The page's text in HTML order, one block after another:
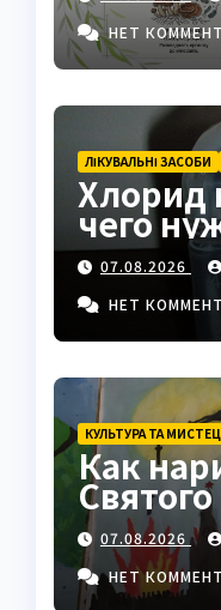
НЕТ
ЛІКУВАЛЬНІ ЗАСОБИ
Хлорид
чего
07.08.2026
НЕТ
КУЛЬТУРА ТА
Как
полный
гайд с
07.08.2026
НЕТ